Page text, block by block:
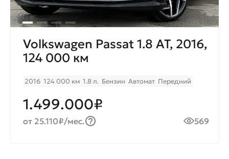
Volkswagen Passat 1.8 AT, 2016,
124 000 км
2016 124 000 км 1.8 л. Бензин Автомат Передний
1.499.000₽
от 25.110₽/мес. 569